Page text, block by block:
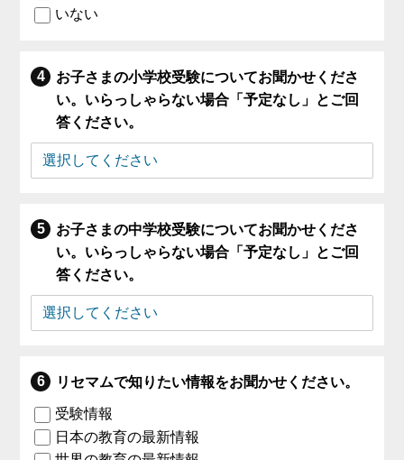
いない
お子さまの小学校受験についてお聞かせくださ
い。いらっしゃらない場合「予定なし」とご回
答ください。
お子さまの中学校受験についてお聞かせくださ
い。いらっしゃらない場合「予定なし」とご回
答ください。
リセマムで知りたい情報をお聞かせください。
受験情報
日本の教育の最新情報